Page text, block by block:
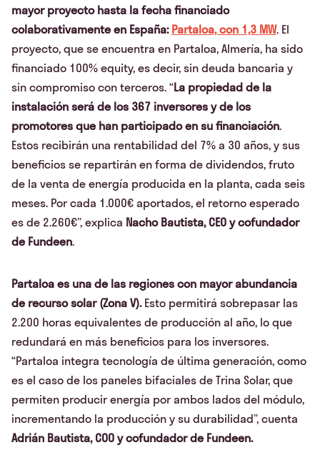
mayor proyecto hasta la fecha financiado
colaborativamente en España: Partaloa, con 1,3 MW. El
proyecto, que se encuentra en Partaloa, Almería, ha sido
financiado 100% equity, es decir, sin deuda bancaria y
sin compromiso con terceros. “La propiedad de la
instalación será de los 367 inversores y de los
promotores que han participado en su financiación.
Estos recibirán una rentabilidad del 7% a 30 años, y sus
beneficios se repartirán en forma de dividendos, fruto
de la venta de energía producida en la planta, cada seis
meses. Por cada 1.000€ aportados, el retorno esperado
es de 2.260€”, explica Nacho Bautista, CEO y cofundador
de Fundeen.
Partaloa es una de las regiones con mayor abundancia
de recurso solar (Zona V).Esto permitirá sobrepasar las
2.200 horas equivalentes de producción al año, lo que
redundará en más beneficios para los inversores.
“Partaloa integra tecnología de última generación, como
es el caso de los paneles bifaciales de Trina Solar, que
permiten producir energía por ambos lados del módulo,
incrementando la producción y su durabilidad”, cuenta
Adrián Bautista, COO y cofundador de Fundeen.